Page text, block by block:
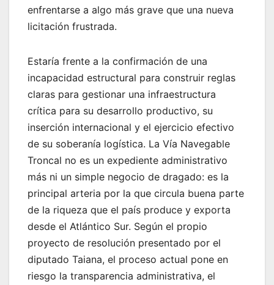
enfrentarse a algo más grave que una nueva
licitación frustrada.
Estaría frente a la confirmación de una
incapacidad estructural para construir reglas
claras para gestionar una infraestructura
crítica para su desarrollo productivo, su
inserción internacional y el ejercicio efectivo
de su soberanía logística. La Vía Navegable
Troncal no es un expediente administrativo
más ni un simple negocio de dragado: es la
principal arteria por la que circula buena parte
de la riqueza que el país produce y exporta
desde el Atlántico Sur. Según el propio
proyecto de resolución presentado por el
diputado Taiana, el proceso actual pone en
riesgo la transparencia administrativa, el